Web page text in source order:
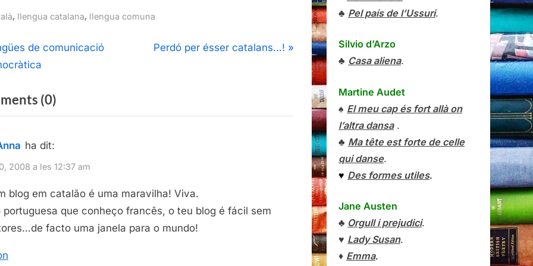
, llengua catalana, llengua comuna
de comunicació
N
P
Perdó per ésser catalans…!
(0)
“Llengua
ha dit:
2008 a les 12:37 am
blog em catalão é uma maravilha! Viva.
portuguesa que conheço francês, o teu blog é fácil sem
facto uma janela para o mundo!
♣ Pel país de l’Ussuri.
Silvio d’Arzo
♣ Casa aliena.
Martine Audet
♠ El meu cap és fort allà on
l’altra dansa.
♣ Ma tête est forte de celle
qui danse.
♥ Des formes utiles.
Jane Austen
♣ Orgull i prejudici.
♥ Lady Susan.
♦ Emma.